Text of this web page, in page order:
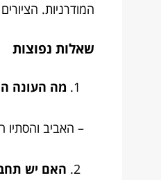
המודרניות.
שאלות נפוצות
מה העונה
– האביב והסתיו
האם יש